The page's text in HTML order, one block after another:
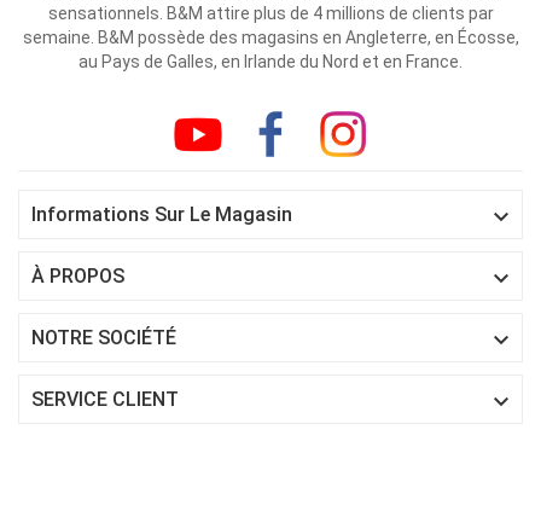
sensationnels. B&M attire plus de 4 millions de clients par
semaine. B&M possède des magasins en Angleterre, en Écosse,
au Pays de Galles, en Irlande du Nord et en France.
Informations Sur Le Magasin 
À PROPOS 
NOTRE SOCIÉTÉ 
SERVICE CLIENT 